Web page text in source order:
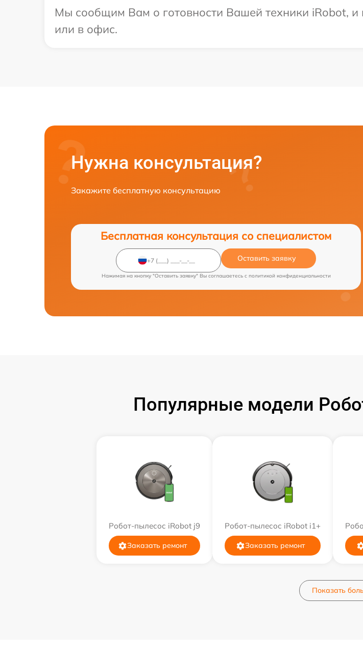
Мы сообщим Вам о готовности Вашей техники iRobot, и
или в офис.
Нужна консультация?
Закажите бесплатную консультацию
Бесплатная консультация со специалистом
Оставить заявку
Нажимая на кнопку "Оставить заявку" Вы соглашаетесь c политикой конфиденциальности
Популярные модели
Робот-пылесос iRobot j9
Заказать ремонт
Робот-пылесос iRobot i1+
Заказать ремонт
Показать